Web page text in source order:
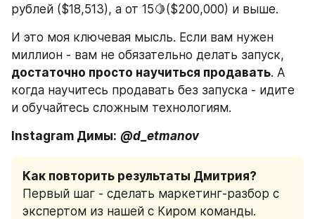
рублей ($18,513), а от 15🍋($200,000) и выше.
И это моя ключевая мысль. Если вам нужен
достаточно просто научиться продавать. А
когда научитесь продавать без запуска - идите
и обучайтесь сложным технологиям.
Instagram Димы: @d_etmanov
Первый шаг - сделать маркетинг-разбор с
экспертом из нашей с Киром команды.